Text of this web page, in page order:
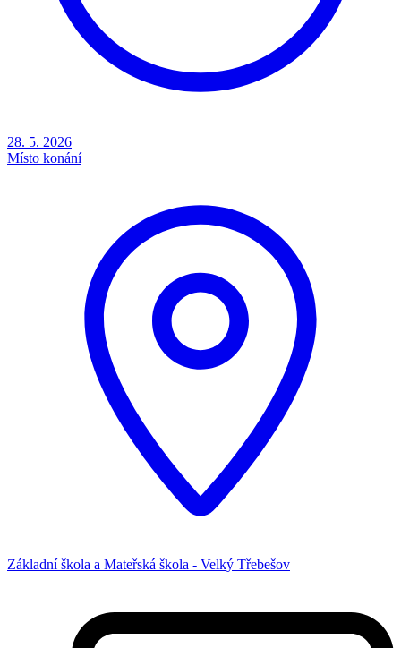
28. 5. 2026
Místo konání
Základní škola a Mateřská škola - Velký Třebešov